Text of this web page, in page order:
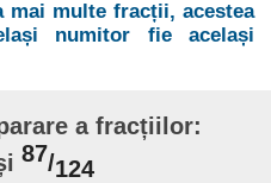
mai multe fracții, acestea
numitor fie același
a fracțiilor:
87/124